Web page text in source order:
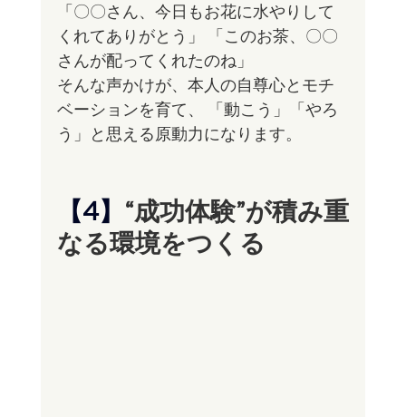
「〇〇さん、今日もお花に水やりして
くれてありがとう」 「このお茶、〇〇
さんが配ってくれたのね」
そんな声かけが、本人の自尊心とモチ
ベーションを育て、 「動こう」「やろ
う」と思える原動力になります。
【4】 “成功体験”が積み重
なる環境をつくる